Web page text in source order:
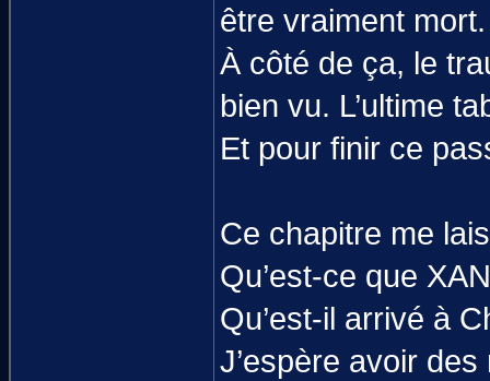
être vraiment mort.
À côté de ça, le
bien vu. L’ultime
Et pour finir ce
Ce chapitre me
Qu’est-ce que
Qu’est-il arrivé à
J’espère avoir